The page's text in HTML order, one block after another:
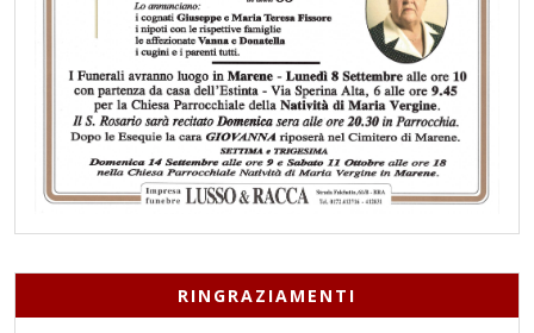
RINGRAZIAMENTI